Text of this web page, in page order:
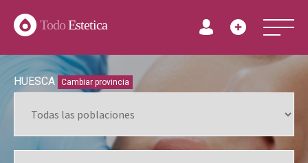
TodoEstetica
HUESCA Cambiar provincia